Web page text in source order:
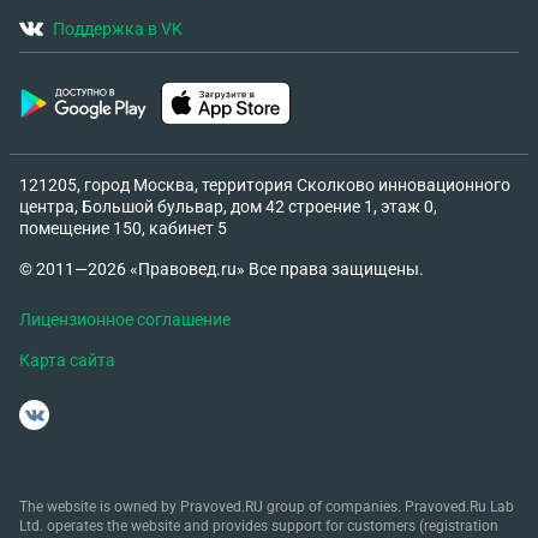
отменю плечо- мои счета будут арестованы,буду
что долг может стать миллионам. И прочее. Мне
очень страшно. Это правда? Или это
манипуляция?? Что мне теперь делать?
Поддержка в VK
121205, город Москва, территория Сколково инновационного
центра, Большой бульвар, дом 42 строение 1, этаж 0,
помещение 150, кабинет 5
© 2011—2026 «Правовед.ru» Все права защищены.
Лицензионное соглашение
Карта сайта
The website is owned by Pravoved.RU group of companies. Pravoved.Ru Lab
Ltd. operates the website and provides support for customers (registration